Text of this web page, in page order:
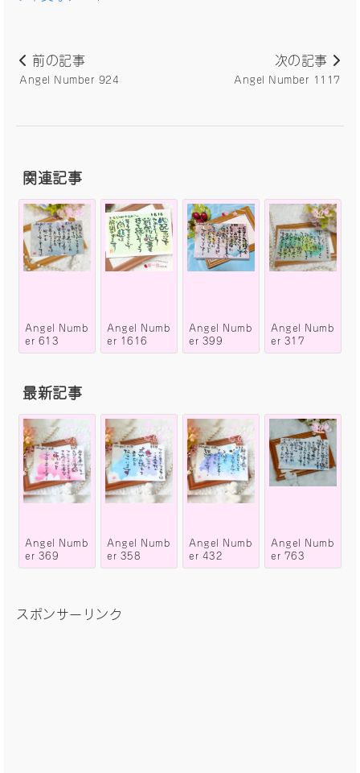
前の記事
Angel Number 924
次の記事
Angel Number 1117
関連記事
Angel Numb
er 613
Angel Numb
er 1616
Angel Numb
er 399
Angel Numb
er 317
最新記事
Angel Numb
er 369
Angel Numb
er 358
Angel Numb
er 432
Angel Numb
er 763
スポンサーリンク